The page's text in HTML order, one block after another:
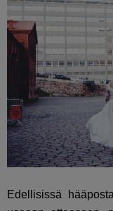
Edellisissä